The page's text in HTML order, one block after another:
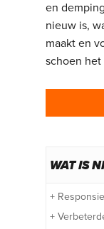
en
nieuw is,
maakt en
schoen het
WAT IS
+
+